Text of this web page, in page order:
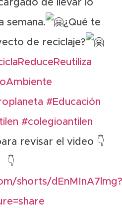
de llevar lo
semana.
¿Qué te
de reciclaje?
#Educación
#colegioantilen
revisar el video 👇
👇
shorts/dEnMInA7lmg?